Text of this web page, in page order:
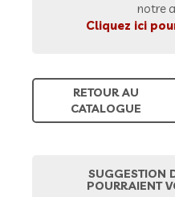
notre
Cliquez ici
RETOUR AU
CATALOGUE
SUGGESTION
POURRAIENT